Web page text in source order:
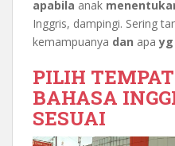
apabila anak
Inggris, dampingi. Sering
kemampuanya dan apayg
PILIH
BAHASA
SESUAI